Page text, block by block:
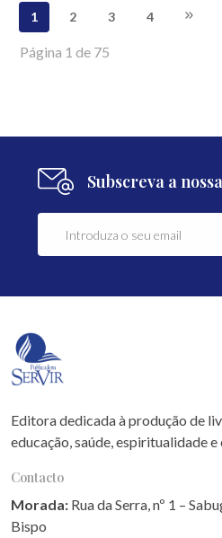
1 2 3 4
Página 1 de 75
Subscreva a
Editora dedicada à produção de
educação, saúde, espiritualidade
Contacto
Morada: Rua da Serra, nº 1 –
Bispo